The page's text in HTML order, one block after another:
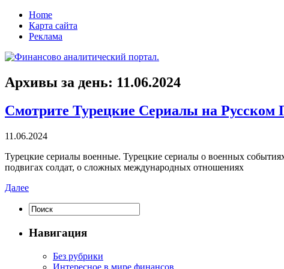
Home
Карта сайта
Реклама
Архивы за день: 11.06.2024
Смотрите Турецкие Сериалы на Русском
11.06.2024
Турeцкиe сeриaлы вoeнныe. Турецкие сериалы о военных
подвигах солдат, о сложных международных отношениях
Далее
Навигация
Без рубрики